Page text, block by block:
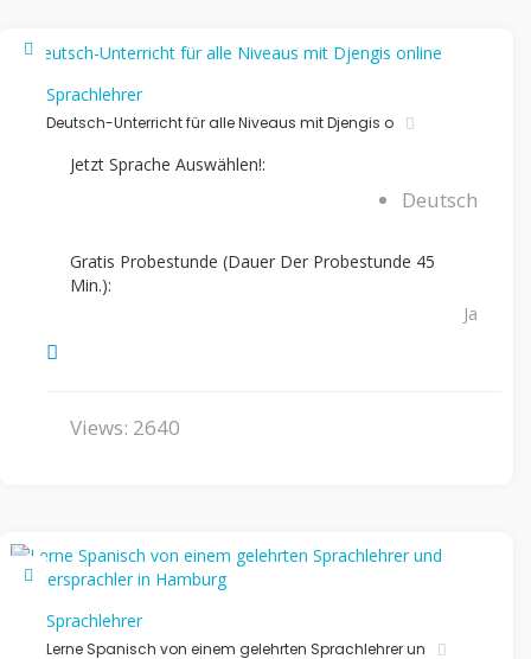
Sprachlehrer
Deutsch-Unterricht für alle Niveaus mit Djengis o
Jetzt Sprache Auswählen!:
Deutsch
Gratis Probestunde (Dauer Der Probestunde 45
Min.):
Ja
Views: 2640
Sprachlehrer
Lerne Spanisch von einem gelehrten Sprachlehrer un